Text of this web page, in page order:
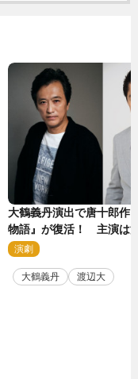
大鶴義丹演出で唐十郎作
物語』が復活！ 主演は
演劇
大鶴義丹 渡辺大